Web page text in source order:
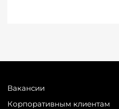
Вакансии
Корпоративным клиентам